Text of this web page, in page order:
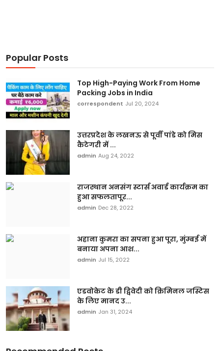
Popular Posts
Top High-Paying Work From Home
Packing Jobs in India
correspondent Jul 20, 2024
उत्तरप्रदेश के लखनऊ से पूर्वी पांडे को मिस
कैटेगरी में ...
admin Aug 24, 2022
राजस्थान अनसंग स्टार्स अवार्ड कार्यक्रम का
हुआ सफलतापूर...
admin Dec 28, 2022
अहाना कुमरा का सपना हुआ पूरा, मुंम्बई में
बनाया अपना आश...
admin Jul 15, 2022
एडवोकेट के डी द्विवेदी को क्रिमिनल जस्टिस
के लिए मानद उ...
admin Jan 31, 2024